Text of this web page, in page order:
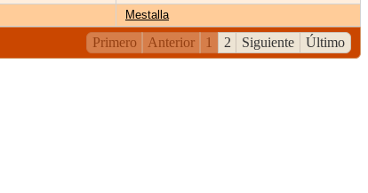
Mestalla
Primero Anterior 1 2 Siguiente Último